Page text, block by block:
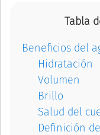
Tabla
Beneficios del
Hidratación
Volumen
Brillo
Salud del
Definición